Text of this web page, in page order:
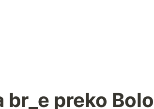
br_e preko